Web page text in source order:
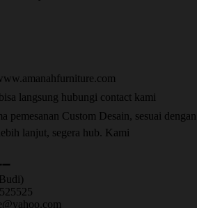
langsung hubungi contact kami
Custom Desain, sesuai dengan
lanjut, segera hub. Kami
ㅤ